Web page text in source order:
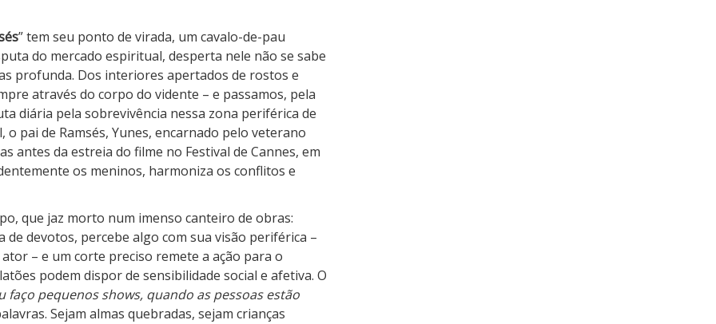
” tem seu ponto de virada, um cavalo-de-pau
do mercado espiritual, desperta nele não se sabe
profunda. Dos interiores apertados de rostos e
através do corpo do vidente – e passamos, pela
diária pela sobrevivência nessa zona periférica de
pai de Ramsés, Yunes, encarnado pelo veterano
antes da estreia do filme no Festival de Cannes, em
os meninos, harmoniza os conflitos e
que jaz morto num imenso canteiro de obras:
devotos, percebe algo com sua visão periférica –
– e um corte preciso remete a ação para o
podem dispor de sensibilidade social e afetiva. O
faço pequenos shows, quando as pessoas estão
Sejam almas quebradas, sejam crianças